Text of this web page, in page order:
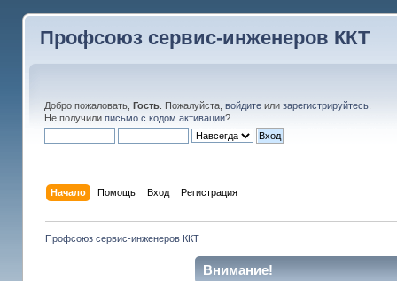
Профсоюз сервис-инженеров ККТ
Добро пожаловать, Гость. Пожалуйста, войдитеили зарегистрируйтесь.
Не получили письмо с кодом активации?
Начало Помощь Вход Регистрация
Профсоюз сервис-инженеров ККТ
Внимание!